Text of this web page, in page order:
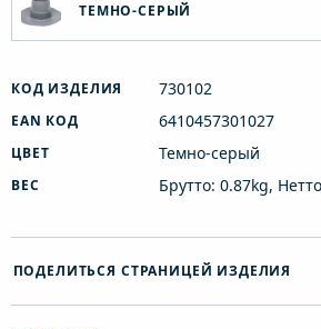
ТЕМНО-СЕРЫЙ
КОД ИЗДЕЛИЯ 730102
EAN КОД 6410457301027
ЦВЕТ Темно-серый
ВЕС Брутто: 0.87kg,
ПОДЕЛИТЬСЯ СТРАНИЦЕЙ ИЗДЕЛИЯ